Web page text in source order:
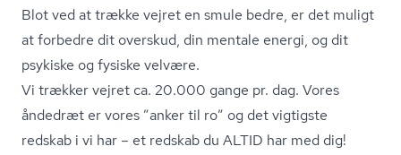
Blot ved at trække vejret en smule bedre, er det muligt
at forbedre dit overskud, din mentale energi, og dit
psykiske og fysiske velvære.
Vi trækker vejret ca. 20.000 gange pr. dag. Vores
åndedræt er vores ”anker til ro” og det vigtigste
redskab i vi har – et redskab du ALTID har med dig!